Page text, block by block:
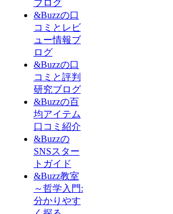
ブログ
&Buzzの口
コミとレビ
ュー情報ブ
ログ
&Buzzの口
コミと評判
研究ブログ
&Buzzの百
均アイテム
口コミ紹介
&Buzzの
SNSスター
トガイド
&Buzz教室
～哲学入門:
分かりやす